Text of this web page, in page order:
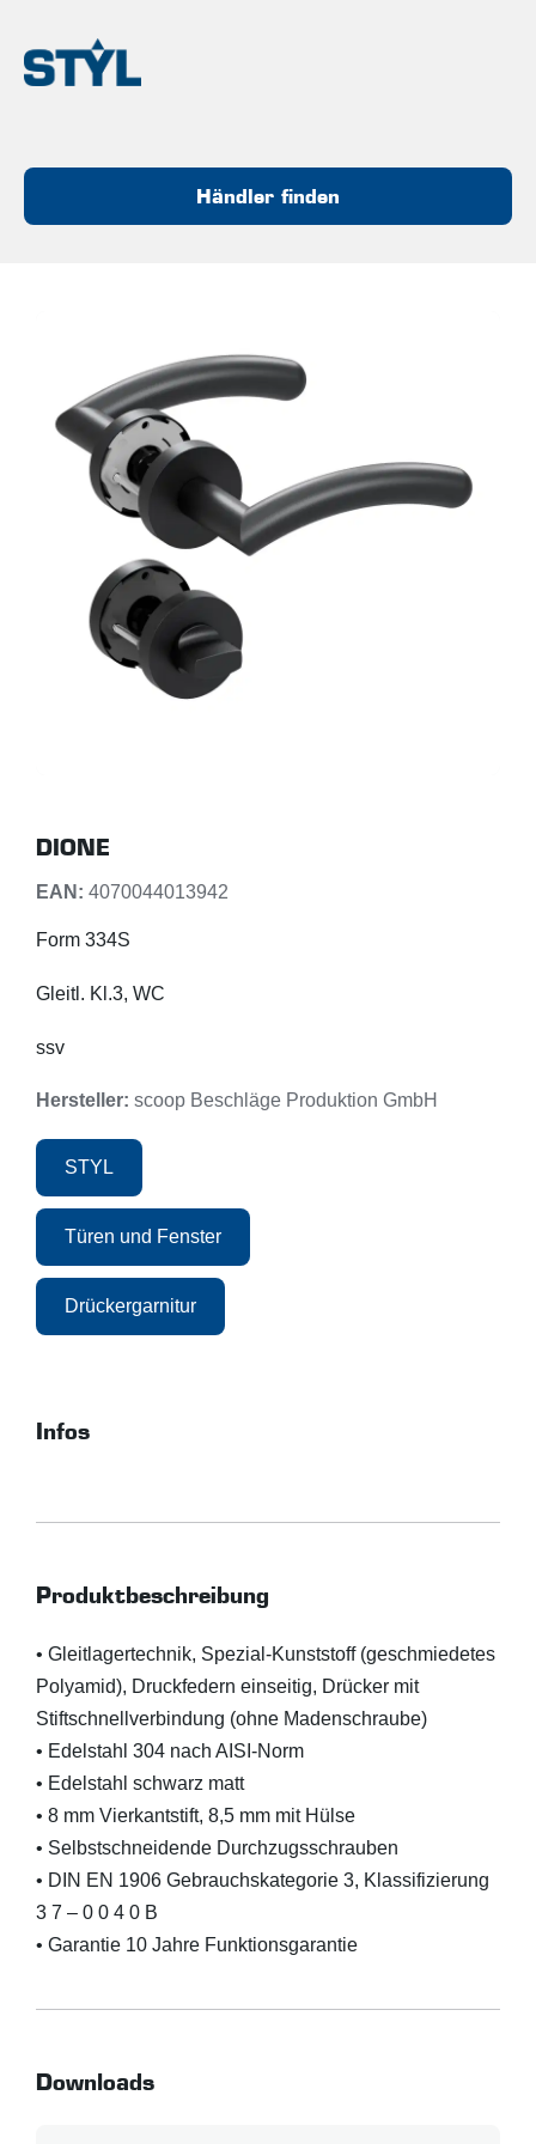
Händler finden
DIONE
EAN: 4070044013942
Form 334S
Gleitl. Kl.3, WC
ssv
Hersteller: scoop Beschläge Produktion GmbH
STYL
Türen und Fenster
Drückergarnitur
Infos
Produktbeschreibung
• Gleitlagertechnik, Spezial-Kunststoff (geschmiedetes
Polyamid), Druckfedern einseitig, Drücker mit
Stiftschnellverbindung (ohne Madenschraube)
• Edelstahl 304 nach AISI-Norm
• Edelstahl schwarz matt
• 8 mm Vierkantstift, 8,5 mm mit Hülse
• Selbstschneidende Durchzugsschrauben
• DIN EN 1906 Gebrauchskategorie 3, Klassifizierung
3 7 – 0 0 4 0 B
• Garantie 10 Jahre Funktionsgarantie
Downloads